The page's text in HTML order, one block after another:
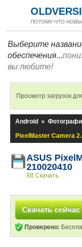
ПОТОМУ ЧТО
Выберите
обеспечения...
вы любите!
Просмотр загрузок
Android »
PixelMaster Camera
ASUS
210020410
88 Скачать
Скачать сейчас
Проверено: